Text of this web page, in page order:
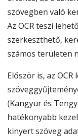
szövegben való
Az OCR teszi
szerkeszthető,
számos területen
Először is, az
(Kangyur és
hatékonyabb
kinyert szöveg